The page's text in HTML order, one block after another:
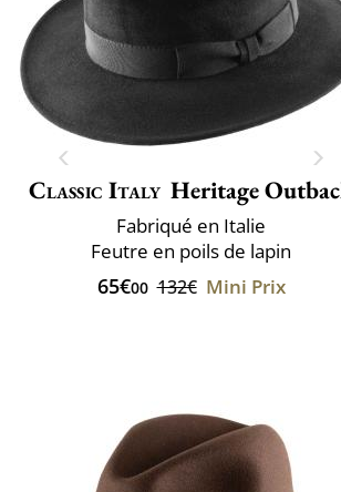
Classic Italy Heritage
Fabriqué en Italie
Feutre en poils de lapin
65€00 132€ Mini Prix